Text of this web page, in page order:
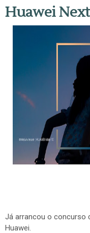
Huawei
Já arrancou o concurso
Huawei.